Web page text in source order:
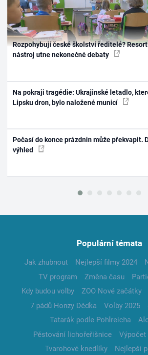
Rozpohybují české školství ředitelé?
nástroj utne nekonečné debaty
Na pokraji tragédie: Ukrajinské letadlo,
Lipsku dron, bylo naložené municí
Počasí do konce prázdnin může překvapit.
výhled
Populární témata
Jak zhubnout Nejlepší filmy 2024
TV program
Změna času
Kdy budou volby
ZOO Nové začátky
7 pádů Honzy Dědka
Volby 2025
Tatarák podle Pohlreicha
Pěstování lichořeřišnice
Výpočet
Tvarohové knedlíky
Nejlepší